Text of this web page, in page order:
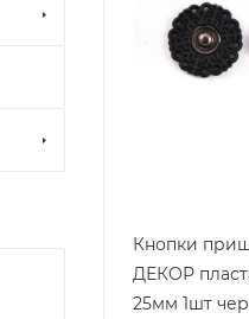
Кнопки
ДЕКОР
25мм 1шт